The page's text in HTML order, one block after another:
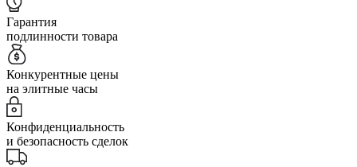
Гарантия
подлинности товара
Конкурентные цены
на элитные часы
Конфиденциальность
и безопасность сделок